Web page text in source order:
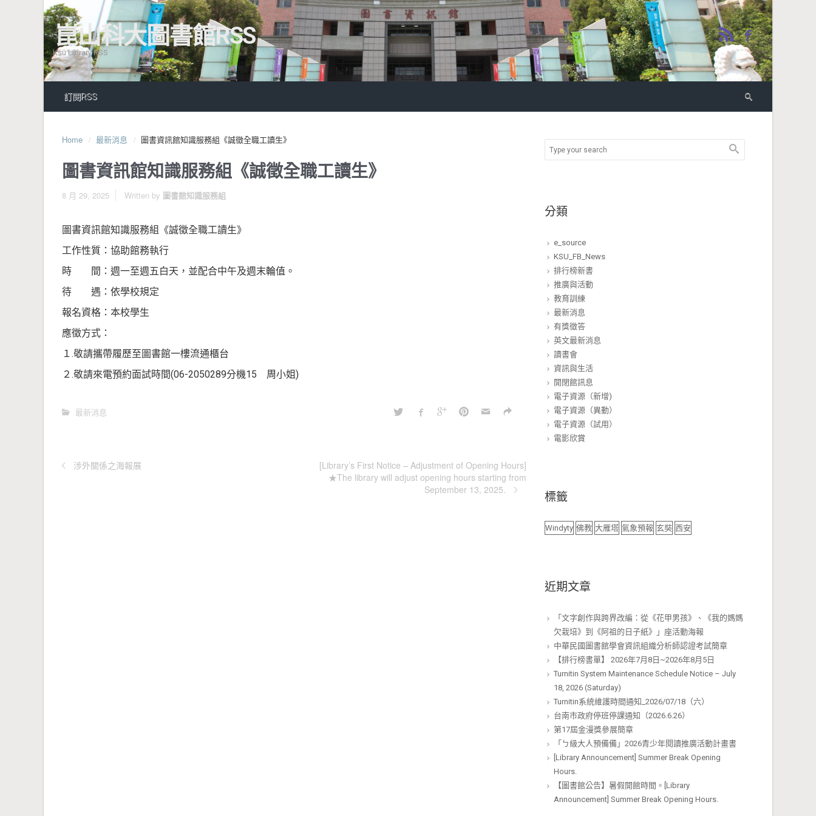
崑山科大圖書館RSS
Ksu Library RSS
訂閱RSS
Home 最新消息 圖書資訊館知識服務組《誠徵全職工讀生》
圖書資訊館知識服務組《誠徵全職工讀生》
8 月 29, 2025 Written by 圖書館知識服務組
圖書資訊館知識服務組《誠徵全職工讀生》
工作性質：協助館務執行
時 間：週一至週五白天，並配合中午及週末輪值。
待 遇：依學校規定
報名資格：本校學生
應徵方式：
１.敬請攜帶履歷至圖書館一樓流通櫃台
２.敬請來電預約面試時間(06-2050289分機15 周小姐)
最新消息
涉外關係之海報展
[Library’s First Notice – Adjustment of Opening Hours]
★The library will adjust opening hours starting from
September 13, 2025.
分類
e_source
KSU_FB_News
排行榜新書
推廣與活動
教育訓練
最新消息
有獎徵答
英文最新消息
讀書會
資訊與生活
開閉館訊息
電子資源（新增)
電子資源（異動）
電子資源（試用）
電影欣賞
標籤
Windyty 佛教 大雁塔 氣象預報 玄奘 西安
近期文章
「文字創作與跨界改編：從《花甲男孩》、《我的媽媽
欠栽培》到《阿祖的日子紙》」座活動海報
中華民國圖書館學會資訊組織分析師認證考試簡章
【排行榜書單】 2026年7月8日~2026年8月5日
Turnitin System Maintenance Schedule Notice – July
18, 2026 (Saturday)
Turnitin系統維護時間通知_2026/07/18（六）
台南市政府停班停課通知（2026.6.26）
第17屆金漫獎參展簡章
「ㄅ級大人預備備」2026青少年閱讀推廣活動計畫書
[Library Announcement] Summer Break Opening
Hours.
【圖書館公告】暑假開館時間。[Library
Announcement] Summer Break Opening Hours.